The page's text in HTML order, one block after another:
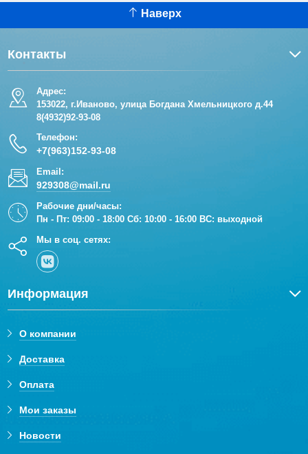
Наверх
Контакты
Адрес:
153022, г.Иваново, улица Богдана Хмельницкого д.44
8(4932)92-93-08
Телефон:
+7(963)152-93-08
Email:
929308@mail.ru
Рабочие дни/часы:
Пн - Пт: 09:00 - 18:00 Сб: 10:00 - 16:00 ВС: выходной
Мы в соц. сетях:
Информация
О компании
Доставка
Оплата
Мои заказы
Новости